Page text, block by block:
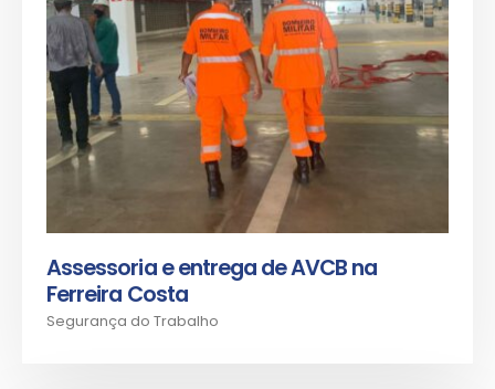
Assessoria e entrega de AVCB na
Ferreira Costa
Segurança do Trabalho